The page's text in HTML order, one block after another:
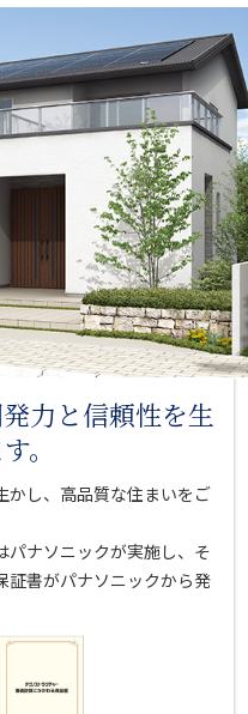
力と信頼性を生
。
かし、高品質な住まいをご
パナソニックが実施し、そ
証書がパナソニックから発